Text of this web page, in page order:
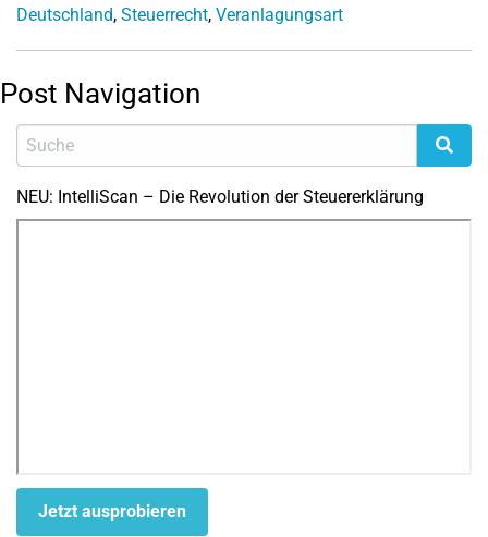
Deutschland, Steuerrecht, Veranlagungsart
Post Navigation
NEU: IntelliScan – Die Revolution der Steuererklärung
Jetzt ausprobieren